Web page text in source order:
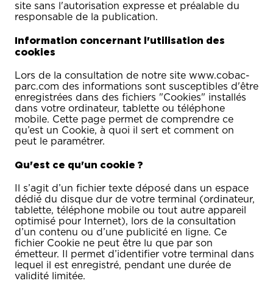
site sans l'autorisation expresse et préalable du
responsable de la publication.
Information concernant l'utilisation des
cookies
Lors de la consultation de notre site www.cobac-
parc.com des informations sont susceptibles d'être
enregistrées dans des fichiers "Cookies" installés
dans votre ordinateur, tablette ou téléphone
mobile. Cette page permet de comprendre ce
qu’est un Cookie, à quoi il sert et comment on
peut le paramétrer.
Qu'est ce qu'un cookie ?
Il s’agit d’un fichier texte déposé dans un espace
dédié du disque dur de votre terminal (ordinateur,
tablette, téléphone mobile ou tout autre appareil
optimisé pour Internet), lors de la consultation
d’un contenu ou d’une publicité en ligne. Ce
fichier Cookie ne peut être lu que par son
émetteur. Il permet d’identifier votre terminal dans
lequel il est enregistré, pendant une durée de
validité limitée.